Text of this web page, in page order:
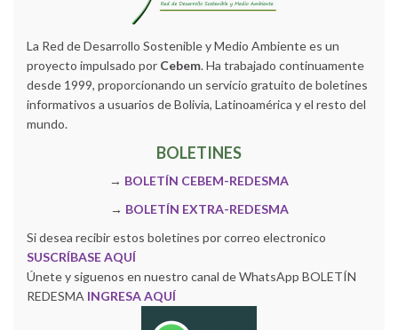
La Red de Desarrollo Sostenible y Medio Ambiente es un
proyecto impulsado por Cebem. Ha trabajado continuamente
desde 1999, proporcionando un servicio gratuito de boletines
informativos a usuarios de Bolivia, Latinoamérica y el resto del
mundo.
BOLETINES
→ BOLETÍN CEBEM-REDESMA
→ BOLETÍN EXTRA-REDESMA
Si desea recibir estos boletines por correo electronico
SUSCRÍBASE AQUÍ
Únete y siguenos en nuestro canal de WhatsApp BOLETÍN
REDESMA INGRESA AQUÍ